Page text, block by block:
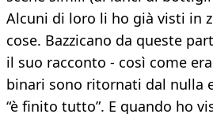
Alcuni di loro li ho già visti in
cose. Bazzicano da queste
il suo racconto - così come
binari sono ritornati dal nulla
“è finito tutto”. E quando ho